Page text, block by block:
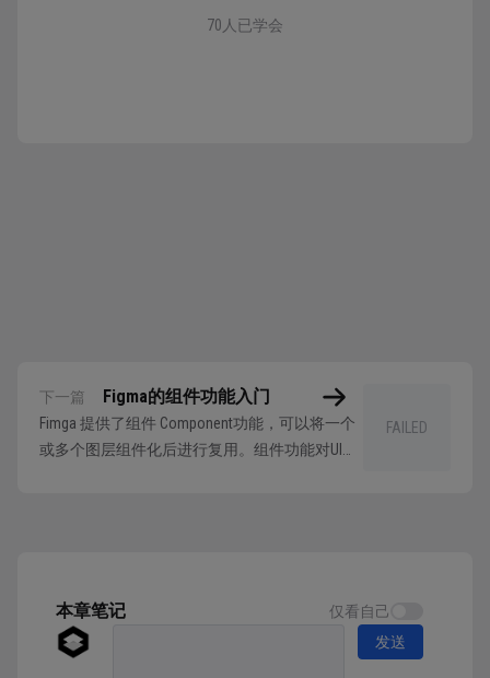
70人已学会
下一篇 Figma的组件功能入门
Fimga 提供了组件 Component功能，可以将一个
或多个图层组件化后进行复用。组件功能对UI的
FAILED
本章笔记
仅看自己
发送